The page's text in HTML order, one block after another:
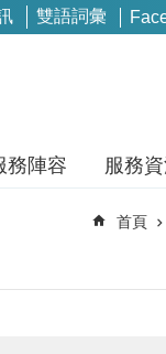
雙語詞彙
務陣容 服務
首頁